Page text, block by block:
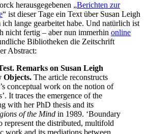
herausgegebenen „Berichten zur
“ ist dieser Tage ein Text über Susan Leigh
ich lange gearbeitet habe. Und natürlich ist
nicht fertig – aber nun immerhin online
Bibliotheken die Zeitschrift
Abstract:
Remarks on Susan Leigh
Objects. The article reconstructs
conceptual work on the notion of
It traces the emergence of the
with her PhD thesis and its
of the Mind in 1989. ‘Boundary
represent the distributed, multifold